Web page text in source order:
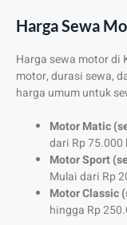
Harga Sewa
Harga sewa motor di
motor, durasi sewa,
harga umum untuk
Motor Matic
dari Rp 75.000
Motor Sport
Mulai dari Rp
Motor Classic
hingga Rp